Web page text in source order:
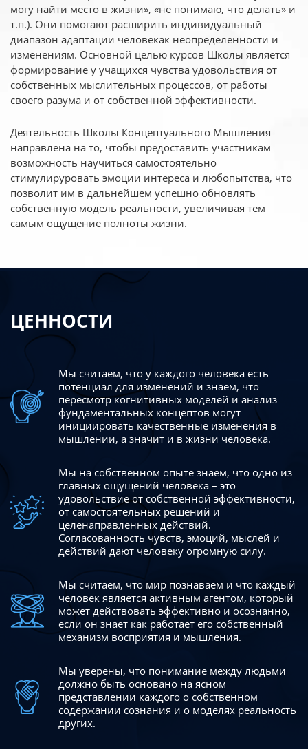
могу найти место в жизни», «не понимаю, что делать» и
т.п.). Они помогают расширить индивидуальный
диапазон адаптации человекак неопределенности и
изменениям. Основной целью курсов Школы является
формирование у учащихся чувства удовольствия от
собственных мыслительных процессов, от работы
своего разума и от собственной эффективности.
Деятельность Школы Концептуального Мышления
направлена на то, чтобы предоставить участникам
возможность научиться самостоятельно
стимулируровать эмоции интереса и любопытства, что
позволит им в дальнейшем успешно обновлять
собственную модель реальности, увеличивая тем
самым ощущение полноты жизни.
ЦЕННОСТИ
Мы считаем, что у каждого человека есть
потенциал для изменений и знаем, что
пересмотр когнитивных моделей и анализ
фундаментальных концептов могут
инициировать качественные изменения в
мышлении, а значит и в жизни человека.
Мы на собственном опыте знаем, что одно из
главных ощущений человека – это
удовольствие от собственной эффективности,
от самостоятельных решений и
целенаправленных действий.
Согласованность чувств, эмоций, мыслей и
действий дают человеку огромную силу.
Мы считаем, что мир познаваем и что каждый
человек является активным агентом, который
может действовать эффективно и осознанно,
если он знает как работает его собственный
механизм восприятия и мышления.
Мы уверены, что понимание между людьми
должно быть основано на ясном
представлении каждого о собственном
содержании сознания и о моделях реальность
других.